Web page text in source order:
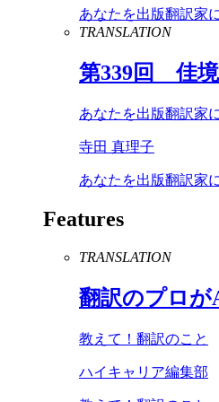
あなたを出版翻訳家
TRANSLATION
第339回 佳境
あなたを出版翻訳家
寺田 真理子
あなたを出版翻訳家
Features
TRANSLATION
翻訳のプロが
教えて！翻訳のこと
ハイキャリア編集部